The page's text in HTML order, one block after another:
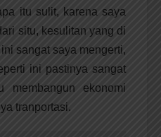
itu sulit, karena saya
situ, kesulitan yang di
sangat saya mengerti,
ini pastinya sangat
membangun ekonomi
tranportasi.